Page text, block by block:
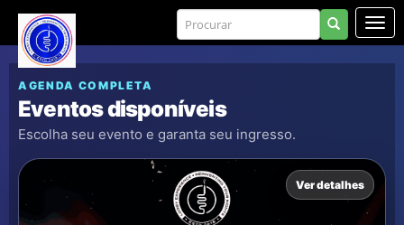
AGENDA COMPLETA
Eventos disponíveis
Escolha seu evento e garanta seu ingresso.
Ver detalhes